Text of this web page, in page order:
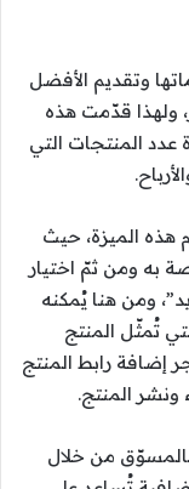
وتقديم الأفضل
ولهذا قدّمت هذه
عدد المنتجات التي
هذه الميزة، حيث
به ومن ثمّ اختيار
ومن هنا يُمكنه
تُمثّل المنتج
إضافة رابط المنتج
ونشر المنتج.
بالمسوّق من خلال